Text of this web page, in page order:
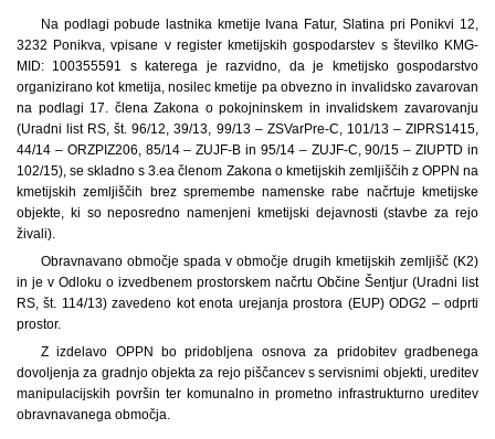
Na podlagi pobude lastnika kmetije Ivana Fatur, Slatina pri Ponikvi 12,
3232 Ponikva, vpisane v register kmetijskih gospodarstev s številko KMG-
MID: 100355591 s katerega je razvidno, da je kmetijsko gospodarstvo
organizirano kot kmetija, nosilec kmetije pa obvezno in invalidsko zavarovan
na podlagi 17. člena Zakona o pokojninskem in invalidskem zavarovanju
(Uradni list RS, št. 96/12, 39/13, 99/13 – ZSVarPre-C, 101/13 – ZIPRS1415,
44/14 – ORZPIZ206, 85/14 – ZUJF-B in 95/14 – ZUJF-C, 90/15 – ZIUPTD in
102/15), se skladno s 3.ea členom Zakona o kmetijskih zemljiščih z OPPN na
kmetijskih zemljiščih brez spremembe namenske rabe načrtuje kmetijske
objekte, ki so neposredno namenjeni kmetijski dejavnosti (stavbe za rejo
živali).
Obravnavano območje spada v območje drugih kmetijskih zemljišč (K2)
in je v Odloku o izvedbenem prostorskem načrtu Občine Šentjur (Uradni list
RS, št. 114/13) zavedeno kot enota urejanja prostora (EUP) ODG2 – odprti
prostor.
Z izdelavo OPPN bo pridobljena osnova za pridobitev gradbenega
dovoljenja za gradnjo objekta za rejo piščancev s servisnimi objekti, ureditev
manipulacijskih površin ter komunalno in prometno infrastrukturno ureditev
obravnavanega območja.